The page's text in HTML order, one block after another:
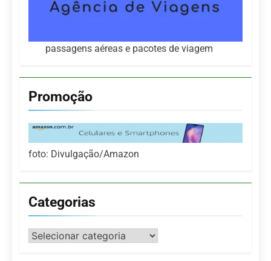
passagens aéreas e pacotes de viagem
Promoção
foto: Divulgação/Amazon
Categorias
Categorias